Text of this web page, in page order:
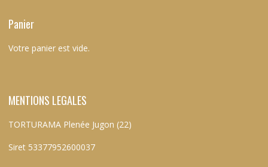
Panier
Votre panier est vide.
MENTIONS LEGALES
TORTURAMA Plenée Jugon (22)
Siret 53377952600037